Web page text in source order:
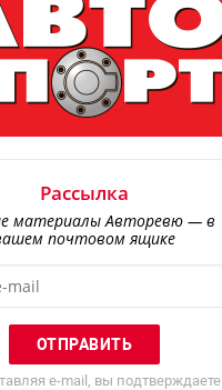
Рассылка
материалы Авторевю — в
почтовом ящике
e-mail, вы подтверждаете